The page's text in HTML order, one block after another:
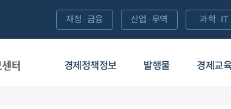
경제정책정보 발행물 경제교
재정·금융 산업·무역 과학·IT